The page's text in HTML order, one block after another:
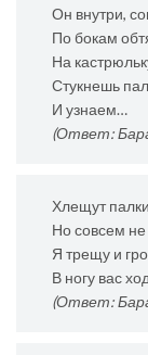
Он внутри,
По бокам
На
Стукнешь
И узнаем…
(Ответ:
Хлещут
Но совсем
Я трещу и
В ногу вас
(Ответ: